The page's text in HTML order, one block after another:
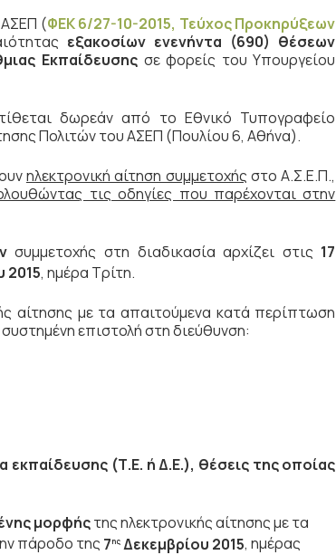
(ΦΕΚ 6/27-10-2015, Τεύχος Προκηρύξεων
εξακοσίων ενενήντα (690) θέσεων
Εκπαίδευσης σε φορείς του Υπουργείου
δωρεάν από το Εθνικό Τυπογραφείο
Πολιτών του ΑΣΕΠ (Πουλίου 6, Αθήνα).
ηλεκτρονική αίτηση συμμετοχής στο Α.Σ.Ε.Π.,
τις οδηγίες που παρέχονται στην
συμμετοχής στη διαδικασία αρχίζει στις 17
2015, ημέρα Τρίτη.
αίτησης με τα απαιτούμενα κατά περίπτωση
επιστολή στη διεύθυνση:
(Τ.Ε. ή Δ.Ε.), θέσεις της οποίας
μορφήςτης ηλεκτρονικής αίτησης με τα
πάροδο της 7ης Δεκεμβρίου 2015, ημέρας